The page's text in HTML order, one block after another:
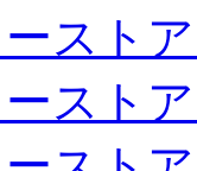
スト
スト